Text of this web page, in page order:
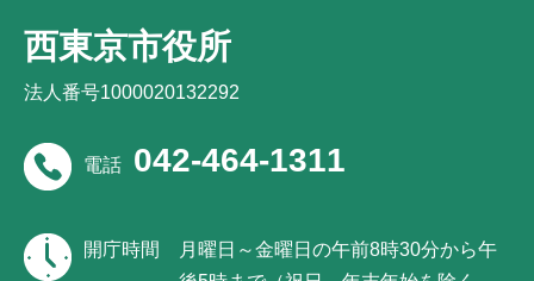
西東京市役所
法人番号1000020132292
電話 042-464-1311
開庁時間
月曜日～金曜日の午前8時30分から午